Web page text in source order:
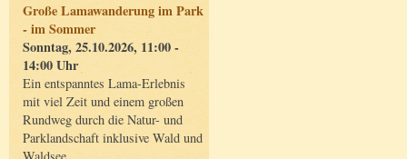
Große Lamawanderung im Park
- im Sommer
Sonntag, 25.10.2026, 11:00 -
14:00 Uhr
Ein entspanntes Lama-Erlebnis
mit viel Zeit und einem großen
Rundweg durch die Natur- und
Parklandschaft inklusive Wald und